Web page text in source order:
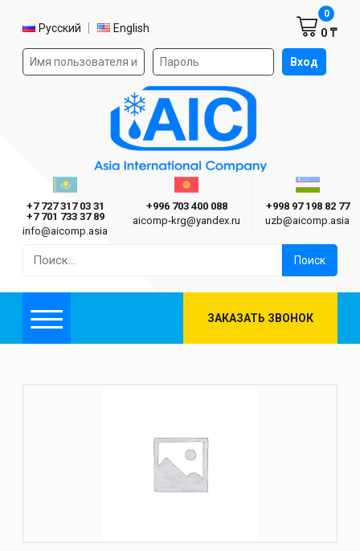
Выбор языка
Русский English
Форма авторизации на сайте Вход
0 ₸
0
Asia International Company
Казахстан г. Алматы
+7 727 317 03 31
+7 701 733 37 89
info@aicomp.asia
Киргизия г. Бишкек
+996 703 400 088
aicomp‑krg@yandex.ru
+998 97 198 82 77
uzb@aicomp.asia
Меню ЗАКАЗАТЬ ЗВОНОК